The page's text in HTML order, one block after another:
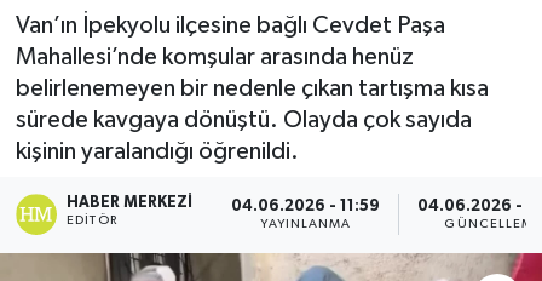
Van’ın İpekyolu ilçesine bağlı Cevdet Paşa
Mahallesi’nde komşular arasında henüz
belirlenemeyen bir nedenle çıkan tartışma kısa
sürede kavgaya dönüştü. Olayda çok sayıda
kişinin yaralandığı öğrenildi.
HABER MERKEZI
EDITÖR
04.06.2026 - 11:59
YAYINLANMA
04.06.2026 -
GÜNCELLEME
Sağlık
Eğitim
Bilim & Teknoloji
Dünya
RESMİ İLANLAR
Süper Lig Puan Durumu ve Fikstür
Tüm Manşetler
Son Dakika Haberleri
Haber Arşivi